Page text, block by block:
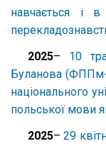
навчається і в
2025– 10
Буланова (ФППм-
національного
польської мови
2025–29